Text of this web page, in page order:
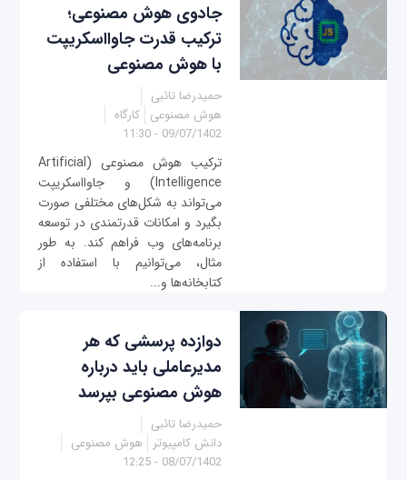
جادوی هوش مصنوعی؛
ترکیب قدرت جاوااسکریپت
با هوش مصنوعی
حمیدرضا تائبی
هوش مصنوعی کارگاه
09/07/1402 - 11:30
ترکیب هوش مصنوعی (Artificial
Intelligence) و جاوااسکریپت
می‌تواند به شکل‌های مختلفی صورت
بگیرد و امکانات قدرتمندی در توسعه
برنامه‌های وب فراهم کند. به طور
مثال، می‌توانیم با استفاده از
کتابخانه‌ها و...
دوازده پرسشی که هر
مدیرعاملی باید درباره
هوش مصنوعی بپرسد
حمیدرضا تائبی
دانش کامپیوتر
هوش مصنوعی
08/07/1402 - 12:25